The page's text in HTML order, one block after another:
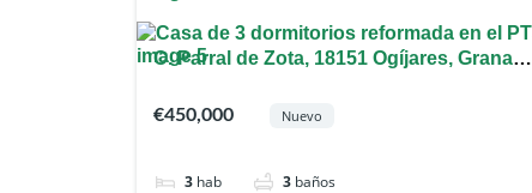
C. Parral de Zota, 18151 Ogíjares, Granada,
€450,000 Nuevo
3 hab 3 baños